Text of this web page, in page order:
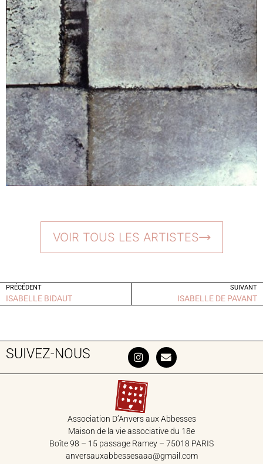
VOIR TOUS LES ARTISTES
PRÉCÉDENT
ISABELLE BIDAUT
SUIVANT
ISABELLE DE PAVANT
SUIVEZ-NOUS
Association D’Anvers aux Abbesses
Maison de la vie associative du 18‎e
Boîte 98 – 15 passage Ramey – 75018 PARIS
anversauxabbessesaaa@gmail.com